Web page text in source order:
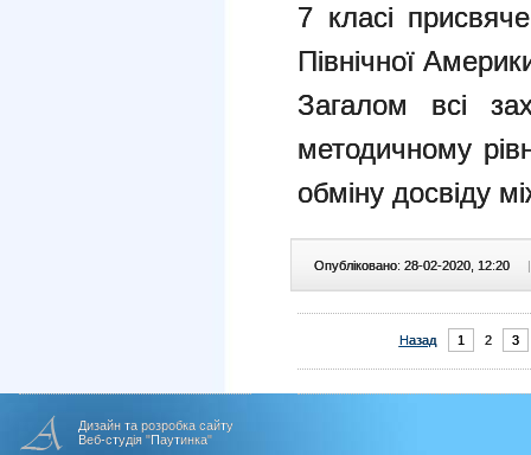
7 класі
Північної
Загалом всі
методичному
обміну досвіду
Опубліковано: 28-02-2020, 12:20 |
Назад 1 2 3
Дизайн та розробка сайту
Веб-студія "Паутинка"